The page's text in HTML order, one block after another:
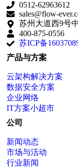
0512-62963612
sales@flow-
苏州大道西9号
400-875-0556
苏ICP备
产品与方案
云架构解决方案
数据安全方案
企业网络
IT方案小超市
公司
新闻动态
市场与活动
行业新闻